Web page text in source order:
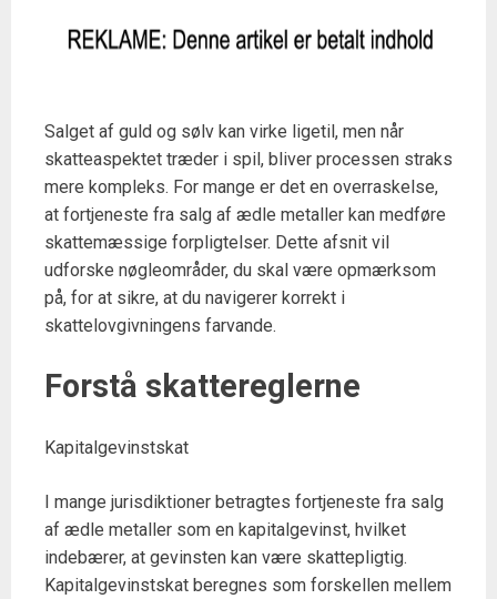
Salget af guld og sølv kan virke ligetil, men når
skatteaspektet træder i spil, bliver processen straks
mere kompleks. For mange er det en overraskelse,
at fortjeneste fra salg af ædle metaller kan medføre
skattemæssige forpligtelser. Dette afsnit vil
udforske nøgleområder, du skal være opmærksom
på, for at sikre, at du navigerer korrekt i
skattelovgivningens farvande.
Forstå skattereglerne
Kapitalgevinstskat
I mange jurisdiktioner betragtes fortjeneste fra salg
af ædle metaller som en kapitalgevinst, hvilket
indebærer, at gevinsten kan være skattepligtig.
Kapitalgevinstskat beregnes som forskellen mellem